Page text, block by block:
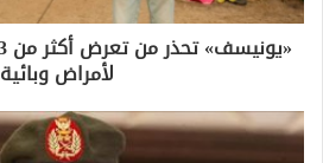
لأمراض وبائية